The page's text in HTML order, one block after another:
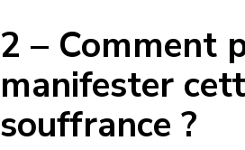
2 – Comment
manifester
souffrance ?